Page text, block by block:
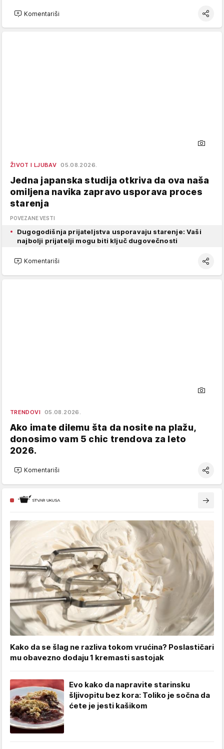
Komentariši
ŽIVOT I LJUBAV 05.08.2026.
Jedna japanska studija otkriva da ova naša
omiljena navika zapravo usporava proces
starenja
POVEZANE VESTI
Dugogodišnja prijateljstva usporavaju starenje: Vaši
najbolji prijatelji mogu biti ključ dugovečnosti
Komentariši
TRENDOVI 05.08.2026.
Ako imate dilemu šta da nosite na plažu,
donosimo vam 5 chic trendova za leto
2026.
Komentariši
Kako da se šlag ne razliva tokom vrućina? Poslastičari
mu obavezno dodaju 1 kremasti sastojak
Evo kako da napravite starinsku
šljivopitu bez kora: Toliko je sočna da
ćete je jesti kašikom